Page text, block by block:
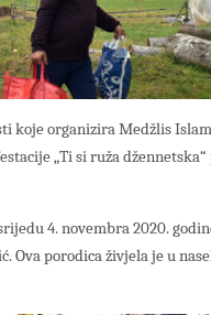
koje organizira Medžlis
„Ti si ruža
4. novembra 2020.
Ova porodica živjela je u